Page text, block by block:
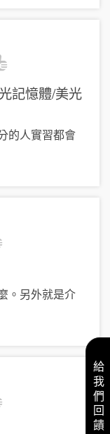
記憶體/美光
的人實習都會
。另外就是介
給我們回饋